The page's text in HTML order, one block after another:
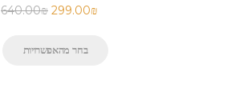
640.00₪ 299.00₪
בחר מהאפשרויות